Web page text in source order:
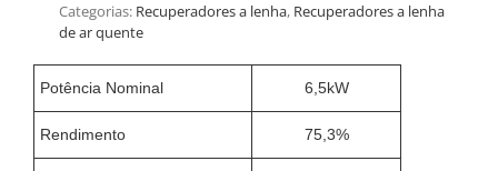
Potência Nominal 6,5kW
Rendimento 75,3%
Categorias: Recuperadores a lenha, Recuperadores a lenha
de ar quente